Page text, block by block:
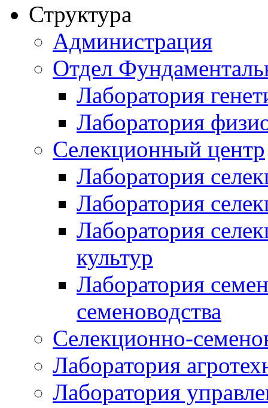
Структура
Администрация
Отдел
Лаборатория
Лаборатория
Селекционный центр
Лаборатория
Лаборатория
Лаборатория
культур
Лаборатория
семеноводства
Селекционно-
Лаборатория
Лаборатория